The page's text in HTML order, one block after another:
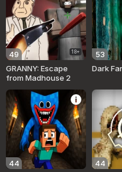
49 18+
GRANNY: Escape
from Madhouse 2
53
Dark
44
44